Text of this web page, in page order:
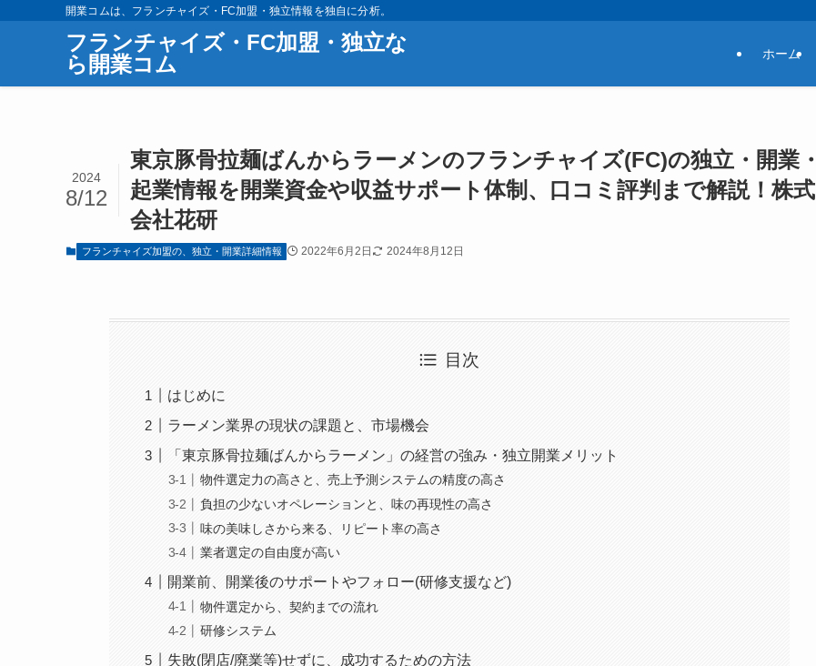
開業コムは、フランチャイズ・FC加盟・独立情報を独自に分析。
フランチャイズ・FC加盟・独立な
ら開業コム
ホーム
東京豚骨拉麺ばんからラーメンのフランチャイズ(FC)の独立・開業・
起業情報を開業資金や収益サポート体制、口コミ評判まで解説！株式
会社花研
2024
8/12
フランチャイズ加盟の、独立・開業詳細情報 2022年6月2日 2024年8月12日
目次
はじめに
ラーメン業界の現状の課題と、市場機会
「東京豚骨拉麺ばんからラーメン」の経営の強み・独立開業メリット
物件選定力の高さと、売上予測システムの精度の高さ
負担の少ないオペレーションと、味の再現性の高さ
味の美味しさから来る、リピート率の高さ
業者選定の自由度が高い
開業前、開業後のサポートやフォロー(研修支援など)
物件選定から、契約までの流れ
研修システム
失敗(閉店/廃業等)せずに、成功するための方法